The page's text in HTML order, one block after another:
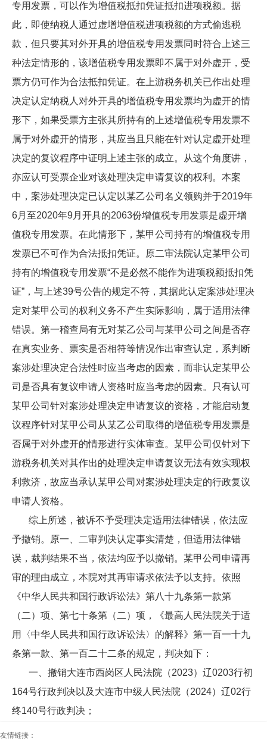
专用发票，可以作为增值税抵扣凭证抵扣进项税额。据
此，即使纳税人通过虚增增值税进项税额的方式偷逃税
款，但只要其对外开具的增值税专用发票同时符合上述三
种法定情形的，该增值税专用发票即不属于对外虚开，受
票方仍可作为合法抵扣凭证。在上游税务机关已作出处理
决定认定纳税人对外开具的增值税专用发票均为虚开的情
形下，如果受票方主张其所持有的上述增值税专用发票不
属于对外虚开的情形，其应当且只能在针对认定虚开处理
决定的复议程序中证明上述主张的成立。从这个角度讲，
亦应认可受票企业对该处理决定申请复议的权利。本案
中，案涉处理决定已认定以某乙公司名义领购并于2019年
6月至2020年9月开具的2063份增值税专用发票是虚开增
值税专用发票。在此情形下，某甲公司持有的增值税专用
发票已不可作为合法抵扣凭证。原二审法院认定某甲公司
持有的增值税专用发票“不是必然不能作为进项税额抵扣凭
证”，与上述39号公告的规定不符，其据此认定案涉处理决
定对某甲公司的权利义务不产生实际影响，属于适用法律
错误。第一稽查局有无对某乙公司与某甲公司之间是否存
在真实业务、票实是否相符等情况作出审查认定，系判断
案涉处理决定合法性时应当考虑的因素，而非认定某甲公
司是否具有复议申请人资格时应当考虑的因素。只有认可
某甲公司针对案涉处理决定申请复议的资格，才能启动复
议程序针对某甲公司从某乙公司取得的增值税专用发票是
否属于对外虚开的情形进行实体审查。某甲公司仅针对下
游税务机关对其作出的处理决定申请复议无法有效实现权
利救济，故应当承认某甲公司对案涉处理决定的行政复议
申请人资格。
综上所述，被诉不予受理决定适用法律错误，依法应
予撤销。原一、二审判决认定事实清楚，但适用法律错
误，裁判结果不当，依法均应予以撤销。某甲公司申请再
审的理由成立，本院对其再审请求依法予以支持。依照
《中华人民共和国行政诉讼法》第八十九条第一款第
（二）项、第七十条第（二）项，《最高人民法院关于适
用〈中华人民共和国行政诉讼法〉的解释》第一百一十九
条第一款、第一百二十二条的规定，判决如下：
一、撤销大连市西岗区人民法院（2023）辽0203行初
164号行政判决以及大连市中级人民法院（2024）辽02行
终140号行政判决；
二、撤销国家税务总局大连市税务局于2023年11月15
友情链接：